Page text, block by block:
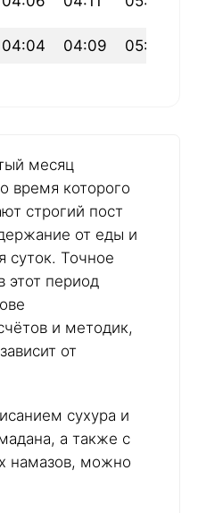
04:04 04:09 05:53
месяц
время которого
строгий пост
от еды и
суток. Точное
этот период
и методик,
от
сухура и
а также с
намазов, можно